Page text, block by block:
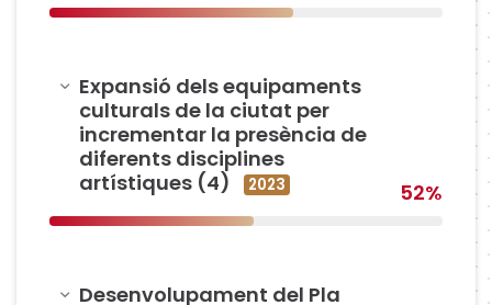
Amagar
Expansió dels equipaments
culturals de la ciutat per
incrementar la presència de
diferents disciplines
artístiques (4)
2023 52%
Amagar
Desenvolupament del Pla